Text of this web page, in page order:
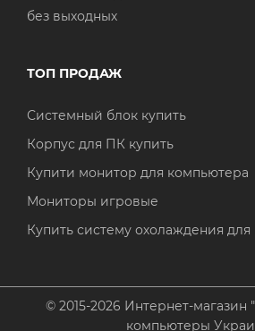
без выходных
ТОП ПРОДАЖ
Системный блок купить
Корпус для ПК купить
Купити монитор для компьютера
Мониторы игровые
Купить систему охолаждения
© 2015-2026 Интернет-магазин
компьютеры